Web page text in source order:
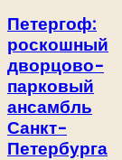
Петергоф:
роскошный
дворцово-
парковый
ансамбль
Санкт-
Петербурга